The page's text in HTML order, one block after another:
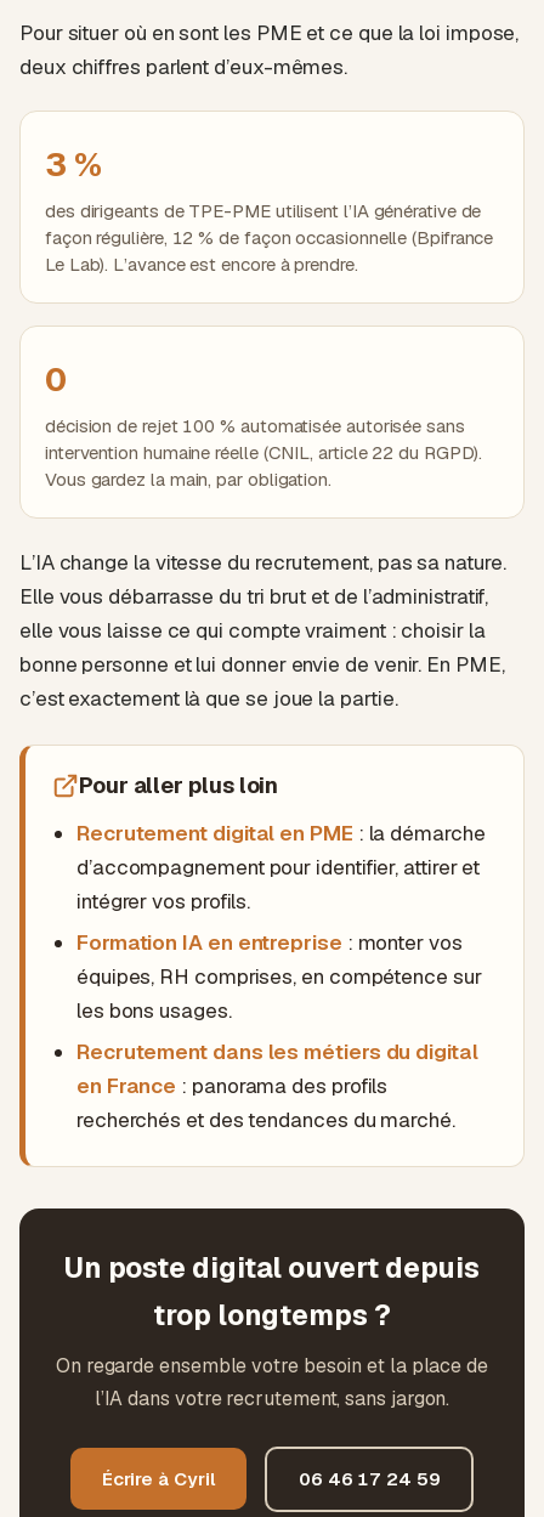
Pour situer où en sont les PME et ce que la loi impose,
deux chiffres parlent d’eux-mêmes.
3 %
des dirigeants de TPE-PME utilisent l’IA générative de
façon régulière, 12 % de façon occasionnelle (Bpifrance
Le Lab). L’avance est encore à prendre.
0
décision de rejet 100 % automatisée autorisée sans
intervention humaine réelle (CNIL, article 22 du RGPD).
Vous gardez la main, par obligation.
L’IA change la vitesse du recrutement, pas sa nature.
Elle vous débarrasse du tri brut et de l’administratif,
elle vous laisse ce qui compte vraiment : choisir la
bonne personne et lui donner envie de venir. En PME,
c’est exactement là que se joue la partie.
Pour aller plus loin
Recrutement digital en PME : la démarche
d’accompagnement pour identifier, attirer et
intégrer vos profils.
Formation IA en entreprise : monter vos
équipes, RH comprises, en compétence sur
les bons usages.
Recrutement dans les métiers du digital
en France : panorama des profils
recherchés et des tendances du marché.
Un poste digital ouvert depuis
trop longtemps ?
On regarde ensemble votre besoin et la place de
l’IA dans votre recrutement, sans jargon.
Écrire à Cyril 06 46 17 24 59